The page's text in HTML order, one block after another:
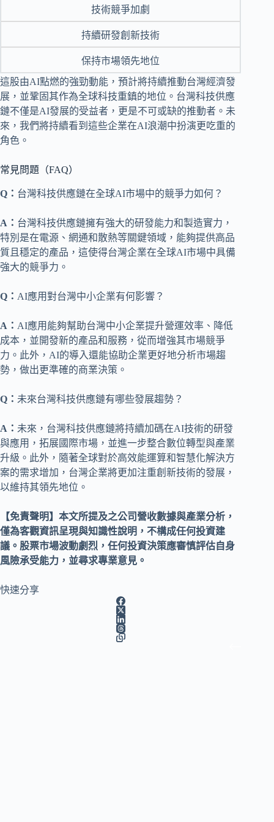
技術競爭加劇
持續研發創新技術
保持市場領先地位
這股由AI點燃的強勁動能，預計將持續推動台灣經濟發
展，並鞏固其作為全球科技重鎮的地位。台灣科技供應
鏈不僅是AI發展的受益者，更是不可或缺的推動者。未
來，我們將持續看到這些企業在AI浪潮中扮演更吃重的
角色。
常見問題（FAQ）
Q： 台灣科技供應鏈在全球AI市場中的競爭力如何？
A： 台灣科技供應鏈擁有強大的研發能力和製造實力，
特別是在電源、網通和散熱等關鍵領域，能夠提供高品
質且穩定的產品，這使得台灣企業在全球AI市場中具備
強大的競爭力。
Q： AI應用對台灣中小企業有何影響？
A： AI應用能夠幫助台灣中小企業提升營運效率、降低
成本，並開發新的產品和服務，從而增強其市場競爭
力。此外，AI的導入還能協助企業更好地分析市場趨
勢，做出更準確的商業決策。
Q： 未來台灣科技供應鏈有哪些發展趨勢？
A： 未來，台灣科技供應鏈將持續加碼在AI技術的研發
與應用，拓展國際市場，並進一步整合數位轉型與產業
升級。此外，隨著全球對於高效能運算和智慧化解決方
案的需求增加，台灣企業將更加注重創新技術的發展，
以維持其領先地位。
【免責聲明】本文所提及之公司營收數據與產業分析，
僅為客觀資訊呈現與知識性說明，不構成任何投資建
議。股票市場波動劇烈，任何投資決策應審慎評估自身
風險承受能力，並尋求專業意見。
快速分享